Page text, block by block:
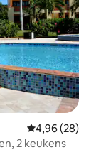
Gemiddelde
4,96 (28)
2 keukens